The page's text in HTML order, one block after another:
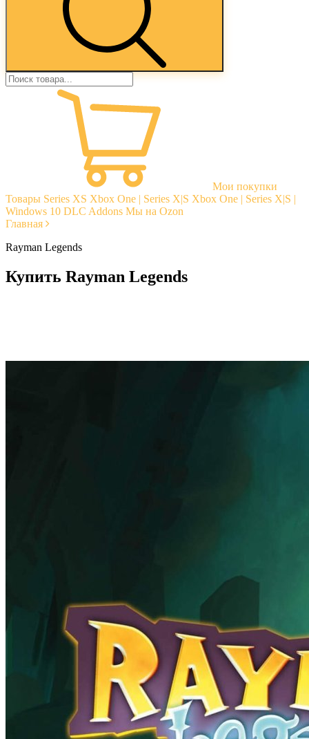
Мои покупки
Товары Series XS Xbox One | Series X|S Xbox One | Series X|S |
Windows 10 DLC Addons Мы на Ozon
Главная
Rayman Legends
Купить Rayman Legends